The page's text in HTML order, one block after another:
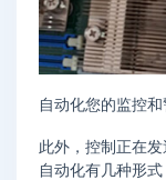
自动化您的监控
此外，控制正在
自动化有几种形